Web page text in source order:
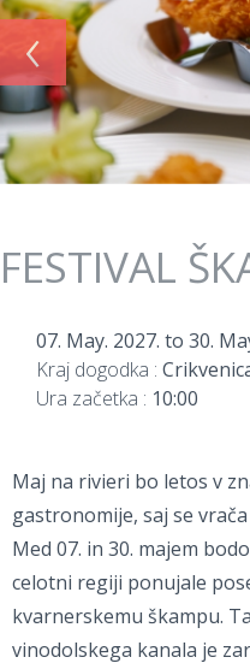
‹
FESTIVAL
07. May. 2027. to 30.
Kraj dogodka :
Ura začetka : 10:00
Maj na rivieri bo letos v
gastronomije, saj se
Med 07. in 30. majem
celotni regiji ponujale
kvarnerskemu škampu.
vinodolskega kanala je